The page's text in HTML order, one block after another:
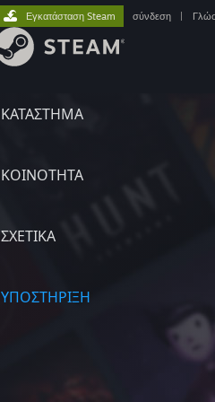
ΚΑΤΑΣΤΗΜΑ
ΚΟΙΝΟΤΗΤΑ
ΣΧΕΤΙΚΆ
ΥΠΟΣΤΗΡΙΞΗ
Εγκατάσταση Steam σύνδεση